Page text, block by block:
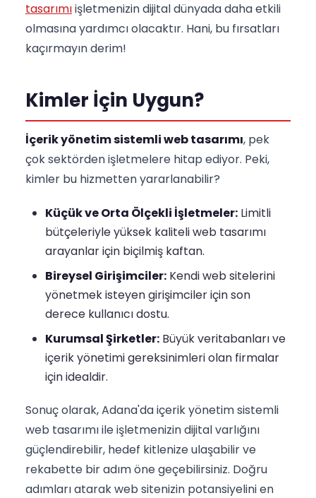
tasarımıişletmenizin dijital dünyada daha etkili
olmasına yardımcı olacaktır. Hani, bu fırsatları
kaçırmayın derim!
Kimler İçin Uygun?
İçerik yönetim sistemli web tasarımı, pek
çok sektörden işletmelere hitap ediyor. Peki,
kimler bu hizmetten yararlanabilir?
Küçük ve Orta Ölçekli İşletmeler: Limitli
bütçeleriyle yüksek kaliteli web tasarımı
arayanlar için biçilmiş kaftan.
Bireysel Girişimciler: Kendi web sitelerini
yönetmek isteyen girişimciler için son
derece kullanıcı dostu.
Kurumsal Şirketler: Büyük veritabanları ve
içerik yönetimi gereksinimleri olan firmalar
için idealdir.
Sonuç olarak, Adana'da içerik yönetim sistemli
web tasarımı ile işletmenizin dijital varlığını
güçlendirebilir, hedef kitlenize ulaşabilir ve
rekabette bir adım öne geçebilirsiniz. Doğru
adımları atarak web sitenizin potansiyelini en